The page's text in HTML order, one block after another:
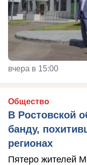
вчера в 15:00
Общество
В Ростовской
банду,
регионах
Пятеро жителей